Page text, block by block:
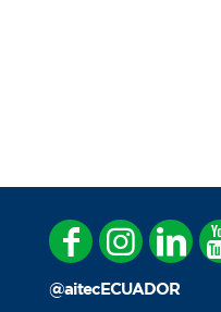
@aitecECUADOR